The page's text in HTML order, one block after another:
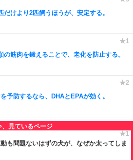
だけより2匹飼うほうが、安定する。
の筋肉を鍛えることで、老化を防止する。
予防するなら、DHAとEPAが効く。
も問題ないはずの犬が、なぜか太ってしま